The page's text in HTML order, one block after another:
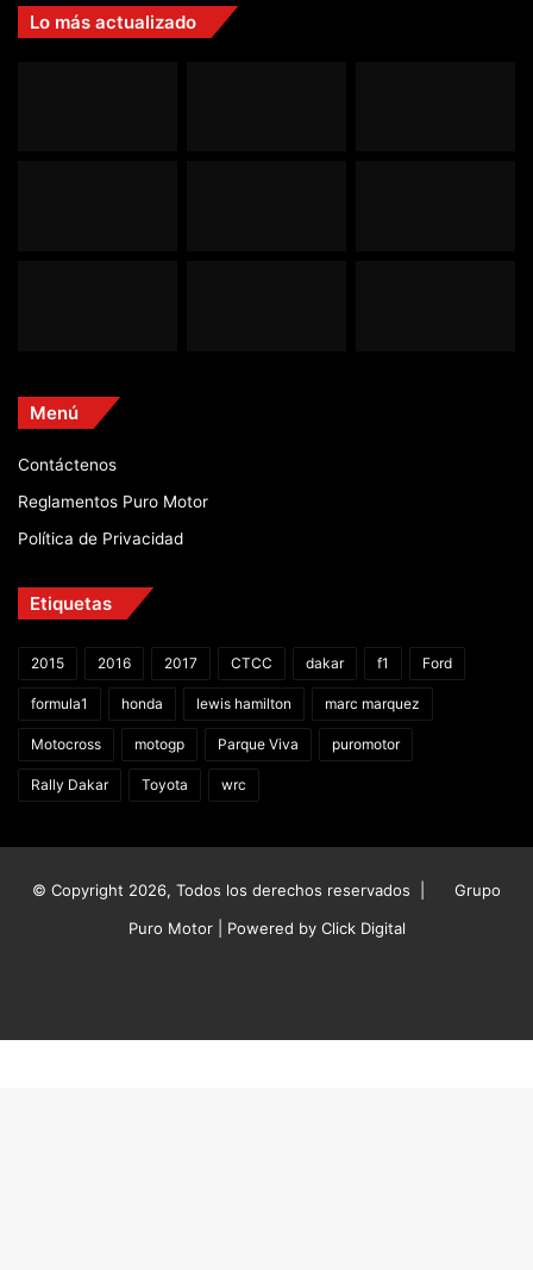
Lo más actualizado
Menú
Contáctenos
Reglamentos Puro Motor
Política de Privacidad
Etiquetas
2015 2016 2017 CTCC dakar f1 Ford
formula1 honda lewis hamilton marc marquez
Motocross motogp Parque Viva puromotor
Rally Dakar Toyota wrc
© Copyright 2026, Todos los derechos reservados |
Grupo
Puro Motor | Powered by Click Digital